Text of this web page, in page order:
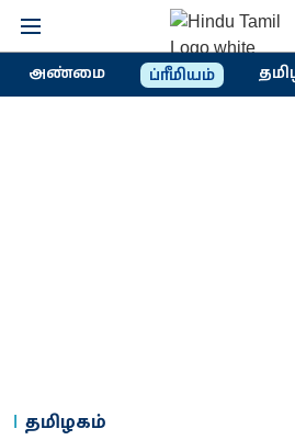
அண்மை ப்ரீமியம்
தமிழகம்